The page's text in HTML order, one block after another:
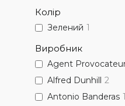
Колір
Зелений 1
Виробник
Agent
Alfred Dunhill
2
Antonio Banderas 1